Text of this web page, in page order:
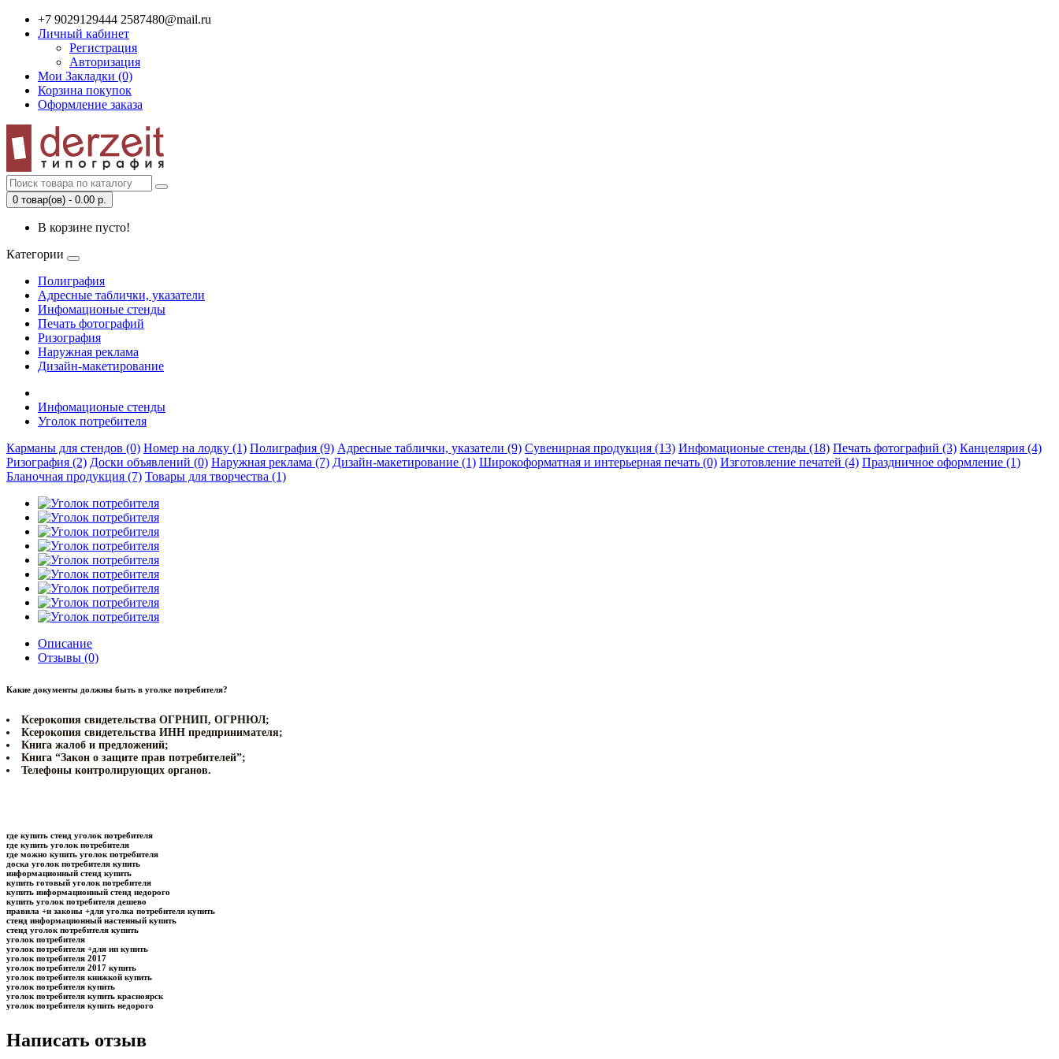
+7 9029129444 2587480@mail.ru
Личный кабинет
Регистрация
Авторизация
Мои Закладки (0)
Корзина покупок
Оформление заказа
0 товар(ов) - 0.00 р.
В корзине пусто!
Категории
Полиграфия
Адресные таблички, указатели
Инфомационые стенды
Печать фотографий
Ризография
Наружная реклама
Дизайн-макетирование
Инфомационые стенды
Уголок потребителя
Карманы для стендов (0) Номер на лодку (1) Полиграфия (9) Адресные таблички, указатели (9) Сувенирная продукция (13) Инфомационые стенды (18) Печать фотографий (3) Канцелярия (4)
Ризография (2) Доски объявлений (0) Наружная реклама (7) Дизайн-макетирование (1) Широкоформатная и интерьерная печать (0) Изготовление печатей (4) Праздничное оформление (1)
Бланочная продукция (7) Товары для творчества (1)
Описание
Отзывы (0)
Какие документы должны быть в уголке потребителя?
Ксерокопия свидетельства ОГРНИП, ОГРНЮЛ;
Ксерокопия свидетельства ИНН предпринимателя;
Книга жалоб и предложений;
Книга “Закон о защите прав потребителей”;
Телефоны контролирующих органов.
где купить стенд уголок потребителя
где купить уголок потребителя
где можно купить уголок потребителя
доска уголок потребителя купить
информационный стенд купить
купить готовый уголок потребителя
купить информационный стенд недорого
купить уголок потребителя дешево
правила +и законы +для уголка потребителя купить
стенд информационный настенный купить
стенд уголок потребителя купить
уголок потребителя
уголок потребителя +для ип купить
уголок потребителя 2017
уголок потребителя 2017 купить
уголок потребителя книжкой купить
уголок потребителя купить
уголок потребителя купить красноярск
уголок потребителя купить недорого
Написать отзыв